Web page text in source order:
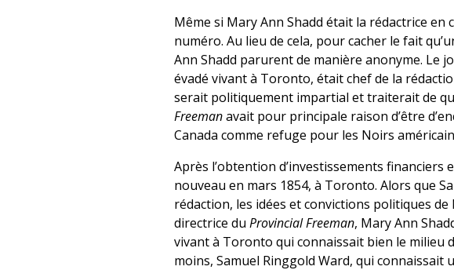
Même si Mary Ann Shadd était la rédactrice
numéro. Au lieu de cela, pour cacher le fait
Ann Shadd parurent de manière anonyme. Le
évadé vivant à Toronto, était chef de la
serait politiquement impartial et traiterait de
Freemanavait pour principale raison d’être
Canada comme refuge pour les Noirs
Après l’obtention d’investissements
nouveau en mars 1854, à Toronto. Alors que
rédaction, les idées et convictions politiques
directrice du Provincial Freeman, Mary Ann
vivant à Toronto qui connaissait bien le milieu
moins, Samuel Ringgold Ward, qui